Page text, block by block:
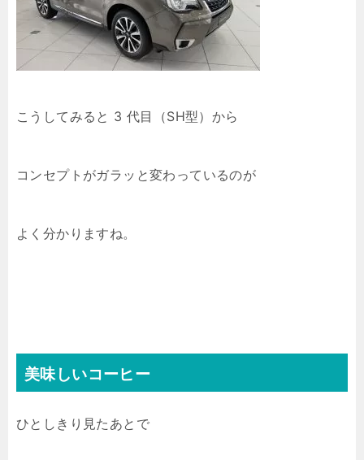
こうしてみると 3 代目（SH型）から
コンセプトがガラッと変わっているのが
よく分かりますね。
美味しいコーヒー
ひとしきり見たあとで